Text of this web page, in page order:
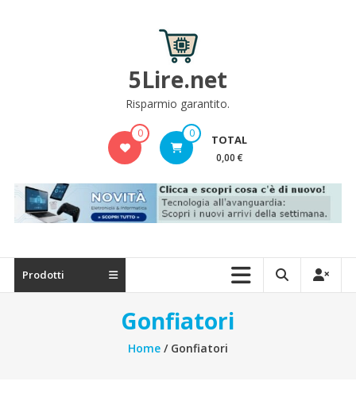
5Lire.net
Risparmio garantito.
0 0 TOTAL
0,00 €
Prodotti
Gonfiatori
Home/ Gonfiatori